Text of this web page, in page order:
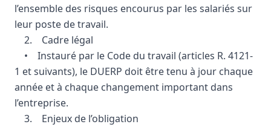
l’ensemble des risques encourus par les salariés sur
leur poste de travail.
2. Cadre légal
• Instauré par le Code du travail (articles R. 4121-
1 et suivants), le DUERP doit être tenu à jour chaque
année et à chaque changement important dans
l’entreprise.
3. Enjeux de l’obligation